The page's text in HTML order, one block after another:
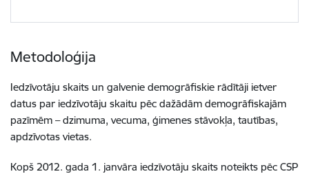
Metodoloģija
Iedzīvotāju skaits un galvenie demogrāfiskie rādītāji ietver
datus par iedzīvotāju skaitu pēc dažādām demogrāfiskajām
pazīmēm – dzimuma, vecuma, ģimenes stāvokļa, tautības,
apdzīvotas vietas.
Kopš 2012. gada 1. janvāra iedzīvotāju skaits noteikts pēc CSP